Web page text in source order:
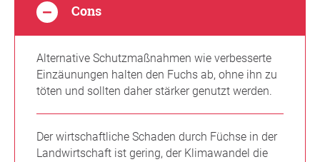
Cons
Alternative Schutzmaßnahmen wie verbesserte
Einzäunungen halten den Fuchs ab, ohne ihn zu
töten und sollten daher stärker genutzt werden.
Der wirtschaftliche Schaden durch Füchse in der
Landwirtschaft ist gering, der Klimawandel die